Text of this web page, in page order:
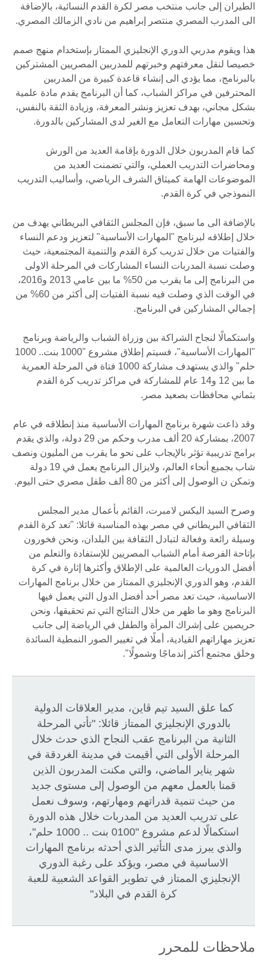
الطيران إلى جانب منتخب مصر لكرة القدم النسائية، بالإضافة
الى المدرب المصري منتصر إبراهيم من نادي الزمالك المصري.
هذا ويقوم مدربي الدوري الإنجليزي الممتاز بإستخدام منهج صمم
خصيصا لنقل معرفتهم وخبرتهم للمدربين المصريين المشتركين
بالبرنامج، مما يؤدي الى إنشاء قاعدة كبيرة من المدربين
المحترفين في مراكز الشباب، كما أن البرنامج يقدم مادة علمية
بشكل مجاني، بهدف تعزيز ونشر المعرفة، وزيادة الثقة بالنفس،
وتحسين مهارات التعامل مع الغير لدى المشاركين بالدورة.
كما قام المدربون خلال الدورة بإقامة العديد من الورش
ومحاضرات التدريب العملي، والتي تضمنت العديد من
الموضوعات الهامة كميثاق الشرف الرياضي، وأساليب التدريب
النموذجي في كرة القدم.
بالإضافة الى ما سبق، فإن المجلس الثقافي البريطاني يهدف من
خلال إطلاقه لبرنامج "المهارات الأساسية" لتعزيز ودعم النساء
والفتيات من خلال تدريب كرة القدم والتنمية المجتمعية، حيث
وصلت نسبة المدربات النساء المشاركات في المرحلة الاولى
من البرنامج إلى ما يقرب من 50% ما بين عامي 2013 و2016،
في الوقت الذي وصلت فيه نسبة الفتيات إلى أكثر من 60% من
إجمالي المشاركين في البرنامج.
واستكمالًا لنجاح الشراكة بين وزراة الشباب والرياضة وبرنامج
"المهارات الأساسية"، فسيتم إطلاق مشروع "1000 بنت.. 1000
حلم" والذي يستهدف مشاركة 1000 فتاة في المرحلة العمرية
ما بين 12 و14 عام للمشاركة في مراكز تدريب كرة القدم
بثماني محافظات بصعيد مصر.
وقد ذاعت شهرة برنامج المهارات الأساسية منذ إنطلاقه في عام
2007، بمشاركة 20 ألف مدرب وحكم من 29 دولة، والذي يقدم
برامج تدريبية تؤثر بالإيجاب على نحو ما يقرب من المليون ونصف
شاب بجميع أنحاء العالم، ولايزال البرنامج يعمل في 19 دولة
وتمكن ن الوصول إلى أكثر من 80 ألف طفل مصري حتى اليوم.
وصرح السيد اليكس لامبرت، القائم بأعمال مدير المجلس
الثقافي البريطاني في مصر بهذه المناسبة قائلا: "تعد كرة القدم
وسيلة رائعة وفعالة لتبادل الثقافة بين البلدان، ونحن فخورون
بإتاحة الفرصة أمام الشباب المصريين للإستفادة والتعلم من
أفضل الدوريات العالمية على الإطلاق وأكثرها إثارة في كرة
القدم، وهو الدوري الإنجليزي الممتاز من خلال برنامج المهارات
الاساسية، حيث تعد مصر أحد أفضل الدول التي يعمل فيها
البرنامج وهو ما ظهر من خلال النتائج التي تم تحقيقها، ونحن
حريصين على إشراك المرأة والطفل في الرياضة إلى جانب
تعزيز مهاراتهم القيادية، أملًا في تغيير الصور النمطية السائدة
وخلق مجتمع أكثر إندماجًا وشمولًا".
كما علق السيد تيم ڤاين، مدير العلاقات الدولية
بالدوري الإنجليزي الممتاز قائلا: "تأتي المرحلة
الثانية من البرنامج عقب النجاح الذي حدث خلال
المرحلة الأولى التي أقيمت في مدينة الغردقة في
شهر يناير الماضي، والتي مكنت المدربون الذين
قمنا بالعمل معهم من الوصول إلى مستوى جديد
من حيث تنمية قدراتهم ومهارتهم، وسوف نعمل
على تدريب العديد من المدربات خلال هذه الدورة
استكمالًا لدعم مشروع "0100 بنت .. 1000 حلم"،
والذي يبرز مدى التأثير الذي أحدثه برنامج المهارات
الاساسية في مصر، ويؤكد على رغبة الدوري
الإنجليزي الممتاز في تطوير القواعد الشعبية للعبة
كرة القدم في البلاد"
ملاحظات للمحرر